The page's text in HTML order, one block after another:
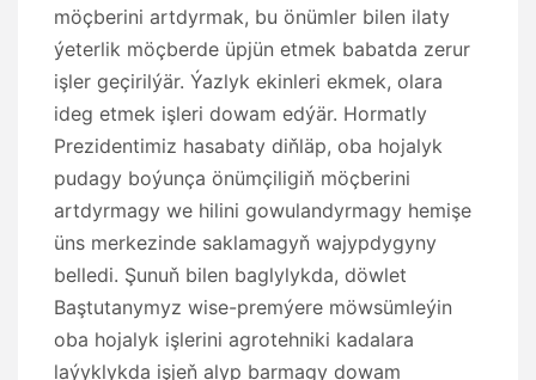
möçberini artdyrmak, bu önümler bilen ilaty
ýeterlik möçberde üpjün etmek babatda zerur
işler geçirilýär. Ýazlyk ekinleri ekmek, olara
ideg etmek işleri dowam edýär. Hormatly
Prezidentimiz hasabaty diňläp, oba hojalyk
pudagy boýunça önümçiligiň möçberini
artdyrmagy we hilini gowulandyrmagy hemişe
üns merkezinde saklamagyň wajypdygyny
belledi. Şunuň bilen baglylykda, döwlet
Baştutanymyz wise-premýere möwsümleýin
oba hojalyk işlerini agrotehniki kadalara
laýyklykda işjeň alyp barmagy dowam